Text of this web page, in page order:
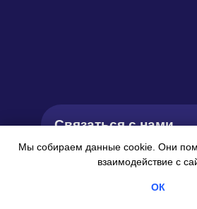
Мы собираем данные cookie. Они
взаимодействие с
ОК